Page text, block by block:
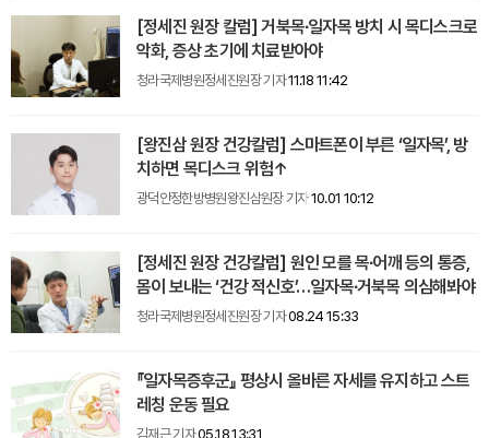
[정세진 원장 칼럼] 거북목∙일자목 방치 시 목디스크로
악화, 증상 초기에 치료받아야
청라국제병원정세진원장 기자11.18 11:42
[왕진삼 원장 건강칼럼] 스마트폰이 부른 ‘일자목’, 방
치하면 목디스크 위험↑
광덕안정한방병원왕진삼원장 기자10.01 10:12
[정세진 원장 건강칼럼] 원인 모를 목∙어깨 등의 통증,
몸이 보내는 ‘건강 적신호’…일자목∙거북목 의심해봐야
청라국제병원정세진원장 기자08.24 15:33
『일자목증후군』 평상시 올바른 자세를 유지하고 스트
레칭 운동 필요
김재근 기자05.18 13:31